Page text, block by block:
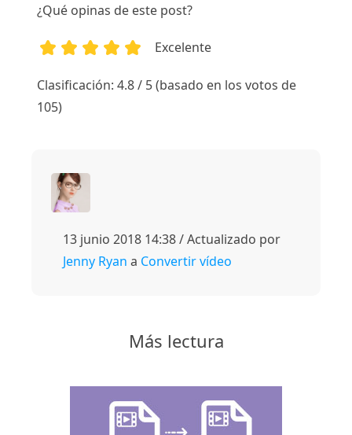
¿Qué opinas de este post?
Excelente
Clasificación: 4.8 / 5 (basado en los votos de
105)
13 junio 2018 14:38 / Actualizado por
Jenny Ryan a Convertir vídeo
Más lectura